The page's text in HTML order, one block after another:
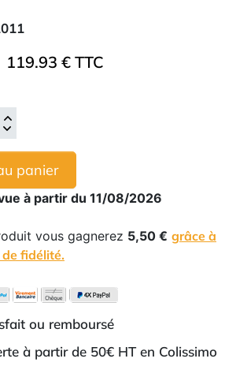
119.93 € TTC
panier
à partir du 11/08/2026
vous gagnerez 5,50 € grâce à
fidélité.
ou remboursé
à partir de 50€ HT en Colissimo